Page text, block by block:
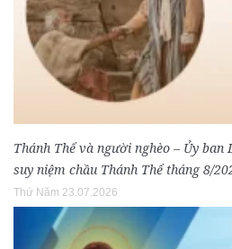
Thánh Thể và người nghèo – Ủy
suy niệm chầu Thánh Thể tháng 8/
Thứ Năm 23.07.2026